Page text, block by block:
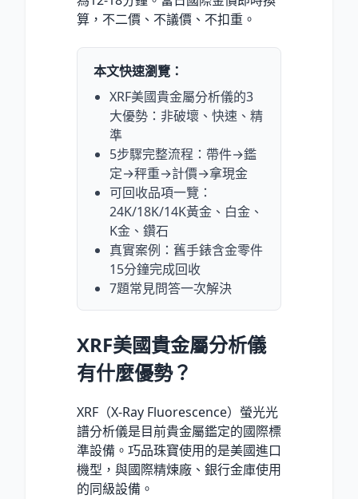
算，不二價、不議價、不扣重。
本文快速瀏覽：
XRF美國貴金屬分析儀的3
大優勢：非破壞、快速、精
準
5步驟完整流程：帶件→鑑
定→秤重→計價→拿現金
可回收品項一覽：
24K/18K/14K黃金、白金、
K金、鑽石
真實案例：舊手錶含金零件
15分鐘完成回收
7題常見問答一次解決
XRF美國貴金屬分析儀
有什麼優勢？
XRF（X-Ray Fluorescence）螢光光
譜分析儀是目前貴金屬鑑定的國際標
準設備。巧品珠寶使用的是美國進口
機型，與國際精煉廠、銀行金庫使用
的同級設備。